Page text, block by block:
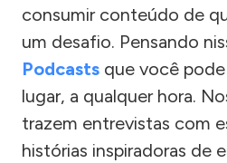
consumir conteúdo de
um desafio. Pensando
Podcasts que você
lugar, a qualquer hora.
trazem entrevistas com
histórias inspiradoras de